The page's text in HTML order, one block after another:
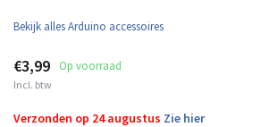
Bekijk alles Arduino accessoires
€3,99 Op voorraad
Incl. btw
Verzonden op 24 augustus Zie hier